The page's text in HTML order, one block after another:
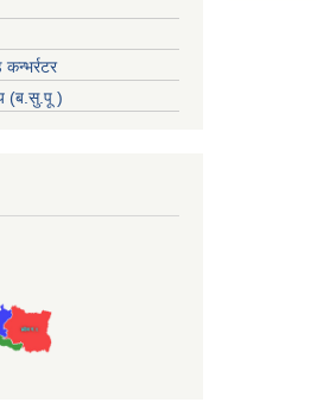
(ब.सु.पू )